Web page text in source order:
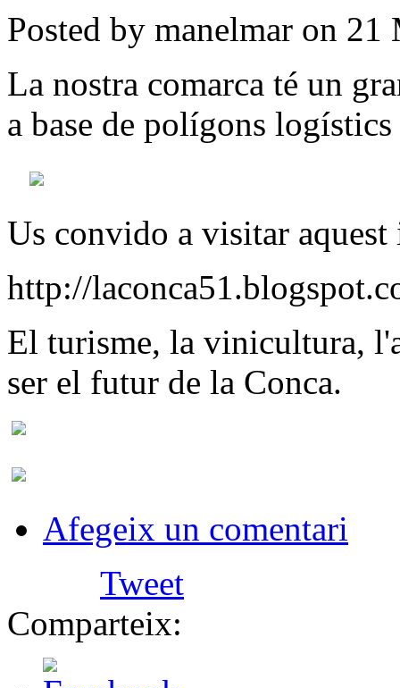
Posted by manelmar on
La nostra comarca té un
a base de polígons
Us convido a visitar aquest
http://
El turisme, la vinicultura,
ser el futur de la Conca.
Afegeix un comentari
Tweet
Comparteix: